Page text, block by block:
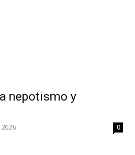
nepotismo y
0